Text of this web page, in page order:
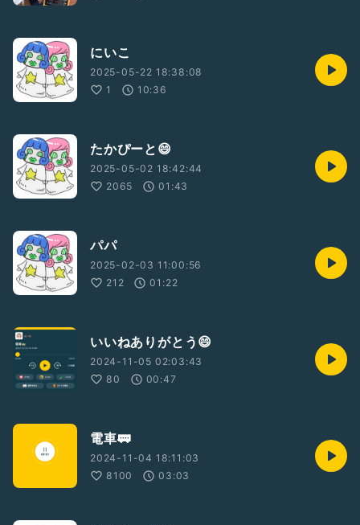
にいこ
2025-05-22 18:38:08
1
10:36
たかぴーと😄
2025-05-02 18:42:44
2065
01:43
パパ
2025-02-03 11:00:56
212
01:22
いいねありがとう😄
2024-11-05 02:03:43
80
00:47
電車🚃
2024-11-04 18:11:03
8100
03:03